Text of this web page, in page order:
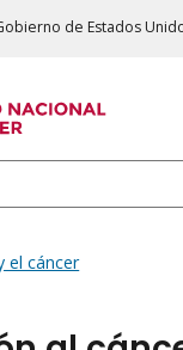
de Estados
el cáncer